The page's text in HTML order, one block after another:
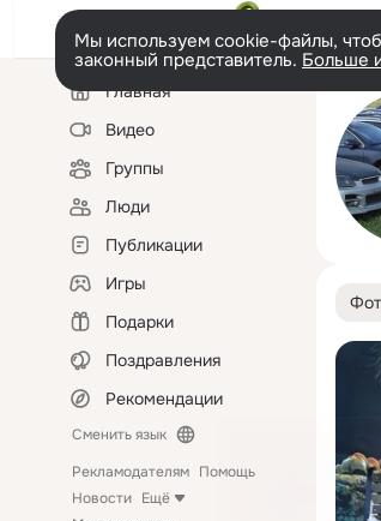
Мы используем cookie-файлы,
законный представитель. Больше
Левая
колонкаГлавная
Видео
Группы
Люди
Публикации
Игры
Подарки
Поздравления
Рекомендации
Сменить язык
Рекламодателям Помощь
Новости Ещё